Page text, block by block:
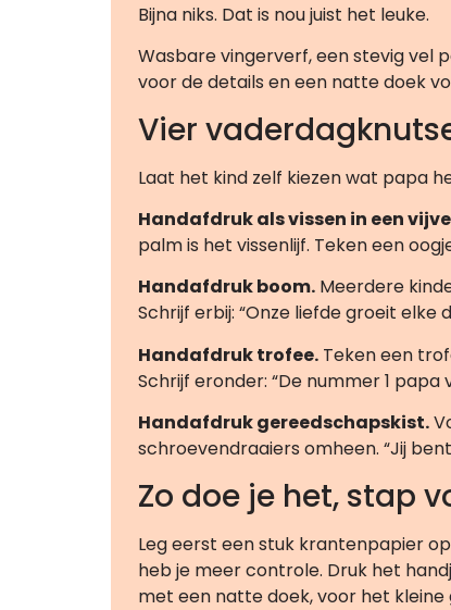
Bijna niks. Dat is nou juist het leuke.
Wasbare vingerverf, een stevig vel
voor de details en een natte doek
Vier
Laat het kind zelf kiezen wat papa
Handafdruk als vissen in een
palm is het vissenlijf. Teken een
Handafdruk boom. Meerdere
Schrijf erbij: “Onze liefde groeit elke
Handafdruk trofee. Teken een
Schrijf eronder: “De nummer 1
Handafdruk gereedschapskist.
schroevendraaiers omheen. “Jij
Zo doe je het, stap
Leg eerst een stuk krantenpapier
heb je meer controle. Druk het
met een natte doek, voor het